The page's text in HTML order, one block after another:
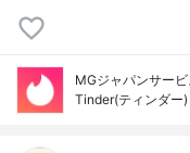
MGジャパンサービ
Tinder(ティンダー)